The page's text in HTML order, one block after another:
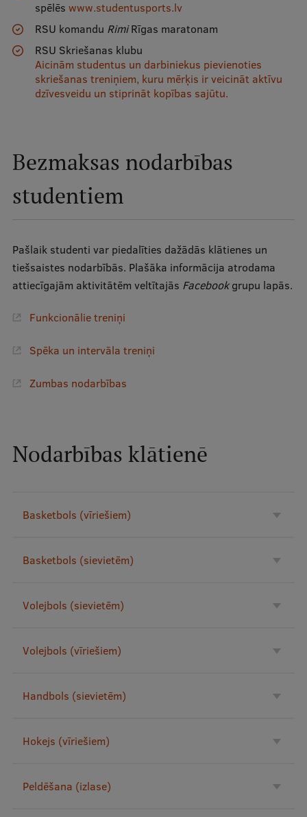
Ilgtspējīga attīstība
Studiju un vides pieejamība
Dati par 2025. gadu
Suvenīri un grāmatas
Mūžizglītība
Atvērtā universitāte
Sagatavošanas kursi
Profesionālās pilnveides kursi
ESF kvalifikācijas celšanas kursi
Pedagoģiskās izaugsmes centrs
Kvalifikācijas atbilstības pārbaude
Pētniecības datu pārvaldība
Zinātnes ietekme
Pētniecības pakalpojumi
Zinātnieku brokastis
Inovāciju centrs
spēlēs www.studentusports.lv
RSU komandu RimiRīgas maratonam
RSU Skriešanas klubu
Aicinām studentus un darbiniekus pievienoties
skriešanas treniņiem, kuru mērķis ir veicināt aktīvu
dzīvesveidu un stiprināt kopības sajūtu.
Bezmaksas nodarbības
studentiem
Pašlaik studenti var piedalīties dažādās klātienes un
tiešsaistes nodarbībās. Plašāka informācija atrodama
attiecīgajām aktivitātēm veltītajās Facebookgrupu lapās.
Funkcionālie treniņi
Spēka un intervāla treniņi
Zumbas nodarbības
Nodarbības klātienē
Basketbols (vīriešiem)
Basketbols (sievietēm)
Volejbols (sievietēm)
Volejbols (vīriešiem)
Handbols (sievietēm)
Hokejs (vīriešiem)
Peldēšana (izlase)